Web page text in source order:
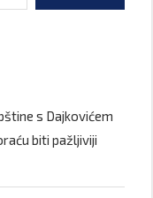
s Dajkovićem
biti pažljiviji